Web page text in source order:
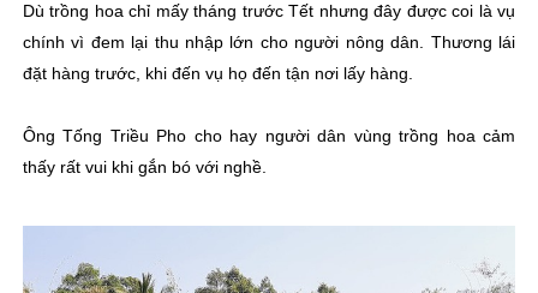
Dù trồng hoa chỉ mấy tháng trước Tết nhưng đây được coi là vụ
chính vì đem lại thu nhập lớn cho người nông dân. Thương lái
đặt hàng trước, khi đến vụ họ đến tận nơi lấy hàng.
Ông Tống Triều Pho cho hay người dân vùng trồng hoa cảm
thấy rất vui khi gắn bó với nghề.